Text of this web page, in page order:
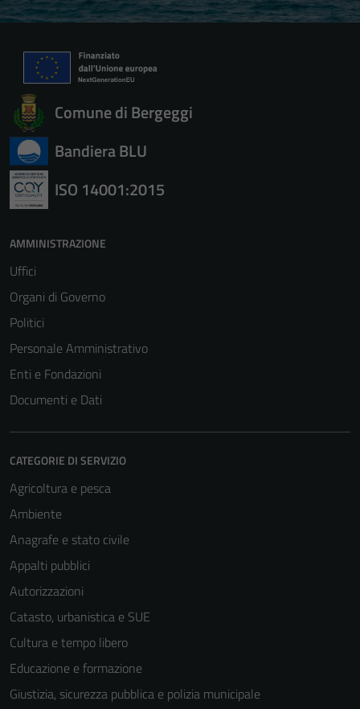
Comune di Bergeggi
Bandiera BLU
ISO 14001:2015
AMMINISTRAZIONE
Uffici
Organi di Governo
Politici
Personale Amministrativo
Enti e Fondazioni
Documenti e Dati
CATEGORIE DI SERVIZIO
Agricoltura e pesca
Ambiente
Anagrafe e stato civile
Appalti pubblici
Autorizzazioni
Catasto, urbanistica e SUE
Cultura e tempo libero
Educazione e formazione
Giustizia, sicurezza pubblica e polizia municipale
essere